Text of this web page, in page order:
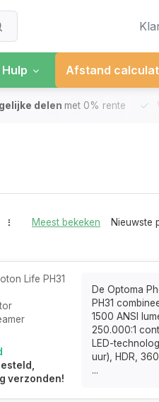
Afstand
delen met 0% rente
Meest bekeken Nieuwste
Life PH31
verzonden!
De Optoma
PH31
1500 ANSI
250.000:1
LED-
uur), HDR,
...